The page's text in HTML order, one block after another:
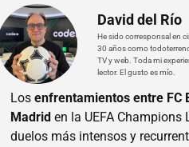
David del Río
He sido corresponsal en
30 años como
TV y web. Toda mi
lector. El gusto es mío.
Los enfrentamientos entre FC
Madrid en la UEFA Champions
duelos más intensos y